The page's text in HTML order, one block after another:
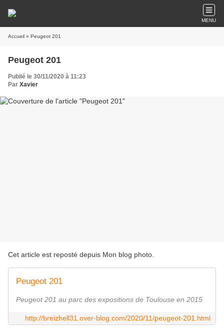
MENU
Accueil » Peugeot 201
Peugeot 201
Publié le 30/11/2020 à 11:23
Par Xavier
Cet article est reposté depuis Mon blog photo
Peugeot 201
Peugeot 201 au parc des expositions de Toulouse en 2015
http://breizhell31.over-blog.com/2020/11/peugeot-201.html